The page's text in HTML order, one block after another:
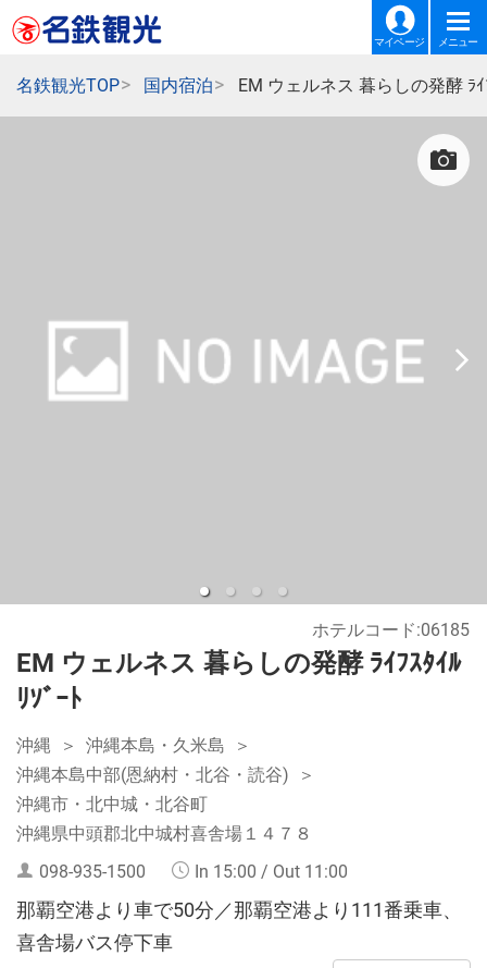
マイページ メニュー
名鉄観光TOP 国内宿泊 EM ウェルネス 暮らしの発酵 ﾗ
EM ウェルネス 暮らしの発酵 ﾗｲﾌｽﾀｲﾙ
ﾘｿﾞｰﾄ
沖縄
沖縄本島・久米島
沖縄本島中部(恩納村・北谷・読谷)
沖縄市・北中城・北谷町
沖縄県中頭郡北中城村喜舎場１４７８
ホテルコード:06185
098-935-1500 In 15:00 / Out 11:00
那覇空港より車で50分／那覇空港より111番乗車、
喜舎場バス停下車